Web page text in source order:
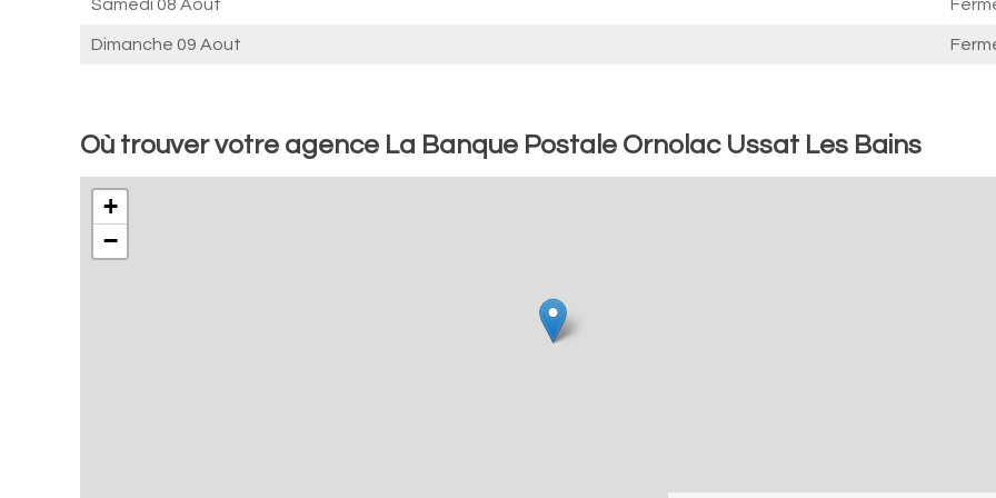
Samedi 08 Aout
Dimanche 09 Aout
Où trouver votre agence La Banque Postale Ornolac Ussat Les Bains
+
−